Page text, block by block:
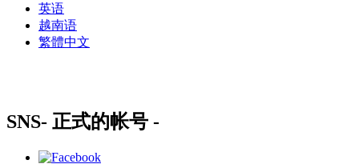
英语
越南语
繁體中文
SNS- 正式的帐号 -